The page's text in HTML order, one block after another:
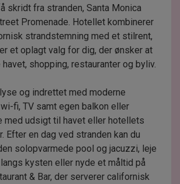
skridt fra stranden, Santa Monica
Promenade. Hotellet kombinerer
strandstemning med et stilrent,
et oplagt valg for dig, der ønsker at
shopping, restauranter og byliv.
og indrettet med moderne
fi, TV samt egen balkon eller
med udsigt til havet eller hotellets
Efter en dag ved stranden kan du
solopvarmede pool og jacuzzi, leje
kysten eller nyde et måltid på
& Bar, der serverer californisk